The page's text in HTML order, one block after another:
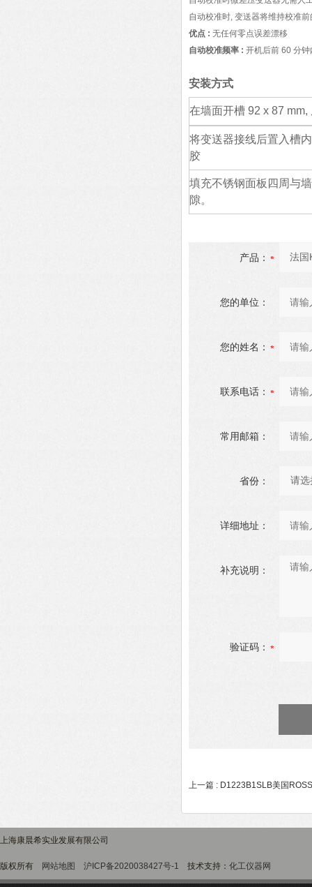
自动校准时, 变送器将维持校准
优点 : 无任何零点误差漂移
自动校准频率 : 开机后前 60 分
安装方式
在墙面开槽 92 x 87 mm,
将变送器接线后置入槽
胶
填充不锈钢面板四周与
隙。
产品：
您的单位：
您的姓名：
联系电话：
常用邮箱：
省份：
详细地址：
补充说明：
验证码：
上一篇 : D1223B1SLB美国
上海康晨希实业发展有限公司
版权所有 网站地图 沪ICP备2020038427号-1 技术支持： 化工仪器网